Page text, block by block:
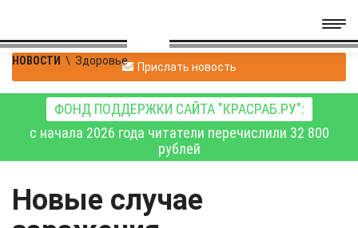
НОВОСТИ \ Здоровье Прислать новость
ФОНД ПОДДЕРЖКИ САЙТА "КРАСРАБ.РУ":
с начала 2026 года читатели перечислили 32 800
рублей
Новые случае